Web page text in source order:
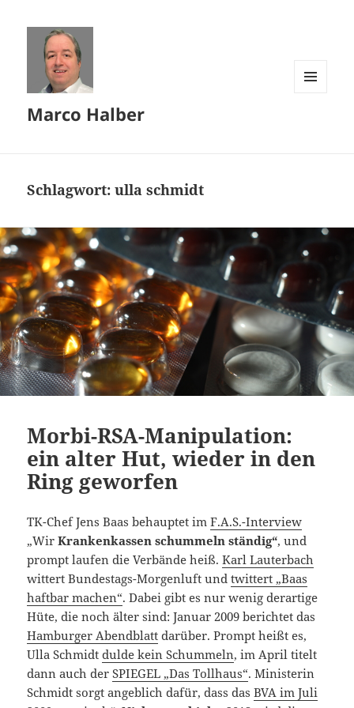
Marco Halber
Schlagwort:ulla schmidt
Morbi-RSA-Manipulation:
ein alter Hut, wieder in den
Ring geworfen
TK-Chef Jens Baas behauptet imF.A.S.-Interview
„WirKrankenkassen schummeln ständig“, und
prompt laufen die Verbände heiß.Karl Lauterbach
wittert Bundestags-Morgenluft undtwittert „Baas
haftbar machen“. Dabei gibt es nur wenig derartige
Hüte, die noch älter sind: Januar 2009 berichtet das
Hamburger Abendblatt darüber. Prompt heißt es,
Ulla Schmidtdulde kein Schummeln, im April titelt
dann auch derSPIEGEL „Das Tollhaus“. Ministerin
Schmidt sorgt angeblich dafür, dass dasBVA im Juli